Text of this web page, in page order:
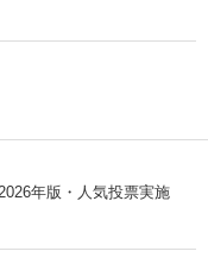
年版・人気投票実施